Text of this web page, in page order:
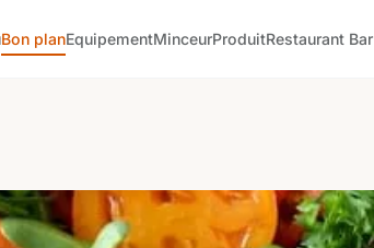
Bon planEquipementMinceurProduitRestaurant Bar